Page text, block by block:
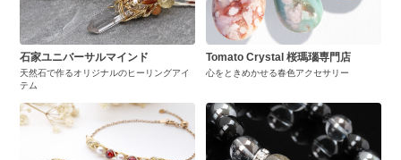
石家ユニバーサルマインド
天然石で作るオリジナルのヒーリングアイ
テム
Tomato Crystal 桜瑪瑙専門店
心をときめかせる春色アクセサリー